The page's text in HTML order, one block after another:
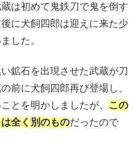
は初めて鬼鉄刀で鬼を倒す
に犬飼四郎は迎えに来た少
した。
鉱石を出現させた武蔵が刀
前に犬飼四郎再び登場し、
とを明かしましたが、
この
全く別のものだったので